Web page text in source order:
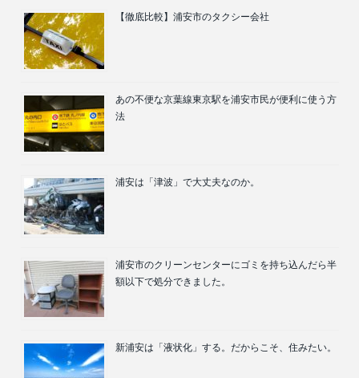
【徹底比較】浦安市のタクシー会社
あの不便な京葉線東京駅を浦安市民が便利に使う方
法
浦安は「津波」で大丈夫なのか。
浦安市のクリーンセンターにゴミを持ち込んだら半
額以下で処分できました。
新浦安は「液状化」する。だからこそ、住みたい。